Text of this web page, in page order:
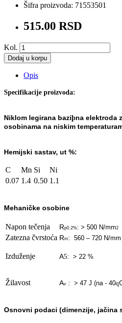
Šifra proizvoda: 71553501
515.00 RSD
Kol.
Dodaj u korpu
Opis
Specifikacije proizvoda:
Niklom legirana baziþna elektroda
osobinama na niskim
Hemijski sastav, ut %:
C Mn Si
Ni
0.07 1.4 0.50 1.1
Mehaničke osobine
Napon tečenja Rp0.2%: > 500 N/mm2
Zatezna čvrstoća Rm: 560 – 720 N/mm
Izduženje A5: > 22 %
Žilavost Av : > 47 J (na - 40q
Osnovni podaci (dimenzije, jačina